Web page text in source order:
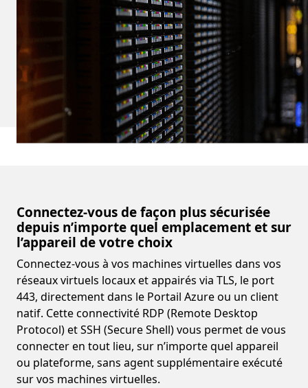
Connectez-vous de façon plus sécurisée
depuis n’importe quel emplacement et sur
l’appareil de votre choix
Connectez-vous à vos machines virtuelles dans vos
réseaux virtuels locaux et appairés via TLS, le port
443, directement dans le Portail Azure ou un client
natif. Cette connectivité RDP (Remote Desktop
Protocol) et SSH (Secure Shell) vous permet de vous
connecter en tout lieu, sur n’importe quel appareil
ou plateforme, sans agent supplémentaire exécuté
sur vos machines virtuelles.